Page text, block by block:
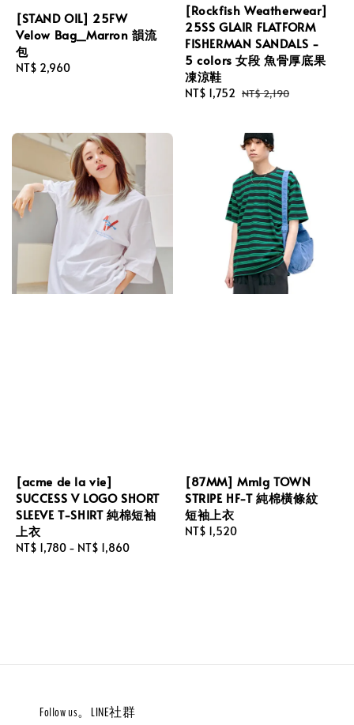
[STAND OIL] 25FW
Velow Bag_Marron 韻流
包
Regular
NT$ 2,960
[Rockfish Weatherwear]
25SS GLAIR FLATFORM
FISHERMAN SANDALS -
5 colors 女段 魚骨厚底果
凍涼鞋
Sale
NT$ 1,752 Regular
NT$ 2,190
[acme de la vie]
SUCCESS V LOGO SHORT
SLEEVE T-SHIRT 純棉短袖
上衣
Regular
NT$ 1,780 - NT$ 1,860
[87MM] Mmlg TOWN
STRIPE HF-T 純棉橫條紋
短袖上衣
Regular
NT$ 1,520
Follow us。LINE社群